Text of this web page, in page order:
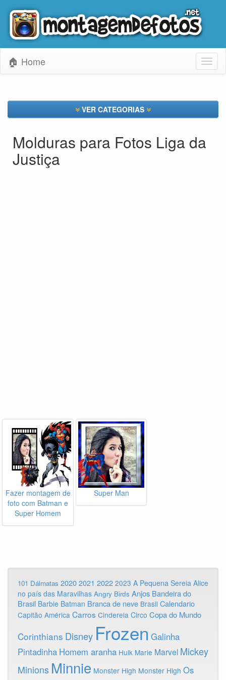
🏠 Home
VER CATEGORIAS
Molduras para Fotos Liga da
Justiça
Fazer montagem de
foto com Batman e
Super Homem
Super Man
101 Dálmatas 2020 2021 2022 2023 A Pequena Sereia Alice
no país das Maravilhas Angry Birds Anjos Bandeira do
Brasil Barbie Batman Branca de neve Brasil Calendario
Capitão América Carros Cinderela Circo Copa do Mundo
Corinthians Disney Frozen Galinha
Pintadinha Homem aranha Hulk Marie Marvel Mickey
Minions Minnie Monster High Monster High Os